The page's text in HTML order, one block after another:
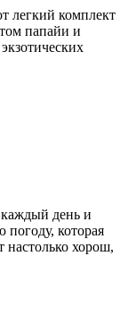
легкий комплект
папайи и
день и
которая
настолько хорош,